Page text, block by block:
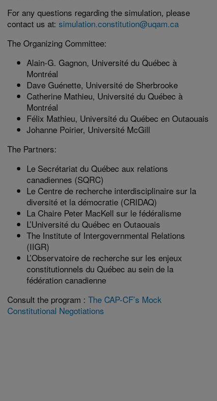
For any questions regarding the simulation, please
contact us at: simulation.constitution@uqam.ca
The Organizing Committee:
Alain-G. Gagnon, Université du Québec à
Montréal
Dave Guénette, Université de Sherbrooke
Catherine Mathieu, Université du Québec à
Montréal
Félix Mathieu, Université du Québec en Outaouais
Johanne Poirier, Université McGill
The Partners:
Le Secrétariat du Québec aux relations
canadiennes (SQRC)
Le Centre de recherche interdisciplinaire sur la
diversité et la démocratie (CRIDAQ)
La Chaire Peter MacKell sur le fédéralisme
L’Université du Québec en Outaouais
The Institute of Intergovernmental Relations
(IIGR)
L’Observatoire de recherche sur les enjeux
constitutionnels du Québec au sein de la
fédération canadienne
Consult the program : The CAP-CF’s Mock
Constitutional Negotiations